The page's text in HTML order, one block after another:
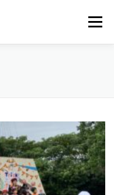
メニュー